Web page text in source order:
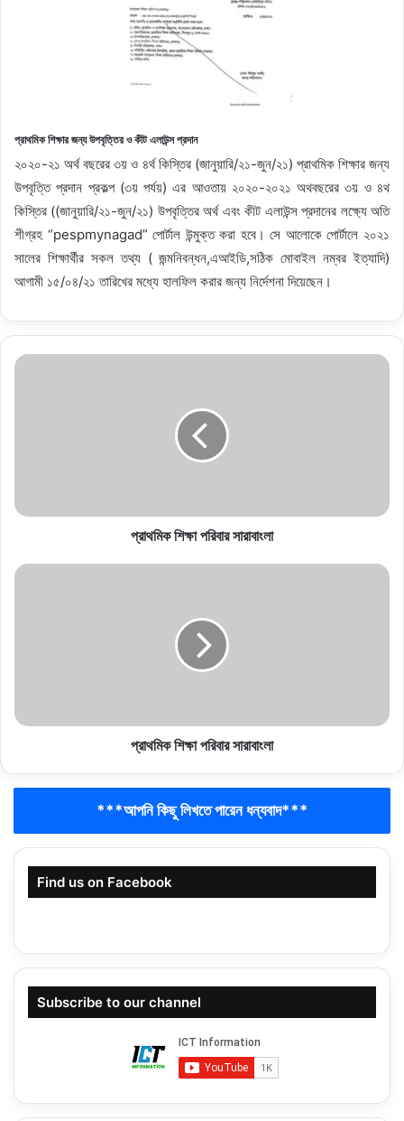
প্রাথমিক শিক্ষার জন্য উপবৃত্তির ও কীট এলাউন্স প্রদান
২০২০-২১ অর্থ বছরের ৩য় ও ৪র্থ কিস্তির (জানুয়ারি/২১-জুন/২১) প্রাথমিক শিক্ষার জন্য
উপবৃত্তি প্রদান প্রকল্প (৩য় পর্যয়) এর আওতায় ২০২০-২০২১ অথবছরের ৩য় ও ৪থ
কিস্তির ((জানুয়ারি/২১-জুন/২১) উপবৃত্তির অর্থ এবং কীট এলাউন্স প্রদানের লক্ষ্যে অতি
শীগ্রহ “pespmynagad” পোর্টাল উন্মুক্ত করা হবে। সে আলোকে পোর্টালে ২০২১
সালের শিক্ষার্থীর সকল তথ্য ( জন্মনিবন্ধন,এআইডি,সঠিক মোবাইল নম্বর ইত্যাদি)
আগামী ১৫/০৪/২১ তারিখের মধ্যে হালফিল করার জন্য নির্দেশনা দিয়েছেন।
প্রাথমিক শিক্ষা পরিবার সারাবাংলা
প্রাথমিক শিক্ষা পরিবার সারাবাংলা
***আপনি কিছু লিখতে পারেন ধন্যবাদ***
Find us on Facebook
Subscribe to our channel